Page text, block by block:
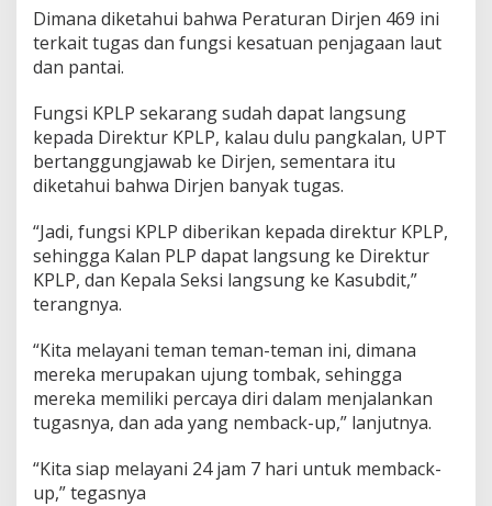
Dimana diketahui bahwa Peraturan Dirjen 469 ini
terkait tugas dan fungsi kesatuan penjagaan laut
dan pantai.
Fungsi KPLP sekarang sudah dapat langsung
kepada Direktur KPLP, kalau dulu pangkalan, UPT
bertanggungjawab ke Dirjen, sementara itu
diketahui bahwa Dirjen banyak tugas.
“Jadi, fungsi KPLP diberikan kepada direktur KPLP,
sehingga Kalan PLP dapat langsung ke Direktur
KPLP, dan Kepala Seksi langsung ke Kasubdit,”
terangnya.
“Kita melayani teman teman-teman ini, dimana
mereka merupakan ujung tombak, sehingga
mereka memiliki percaya diri dalam menjalankan
tugasnya, dan ada yang nemback-up,” lanjutnya.
“Kita siap melayani 24 jam 7 hari untuk memback-
up,” tegasnya